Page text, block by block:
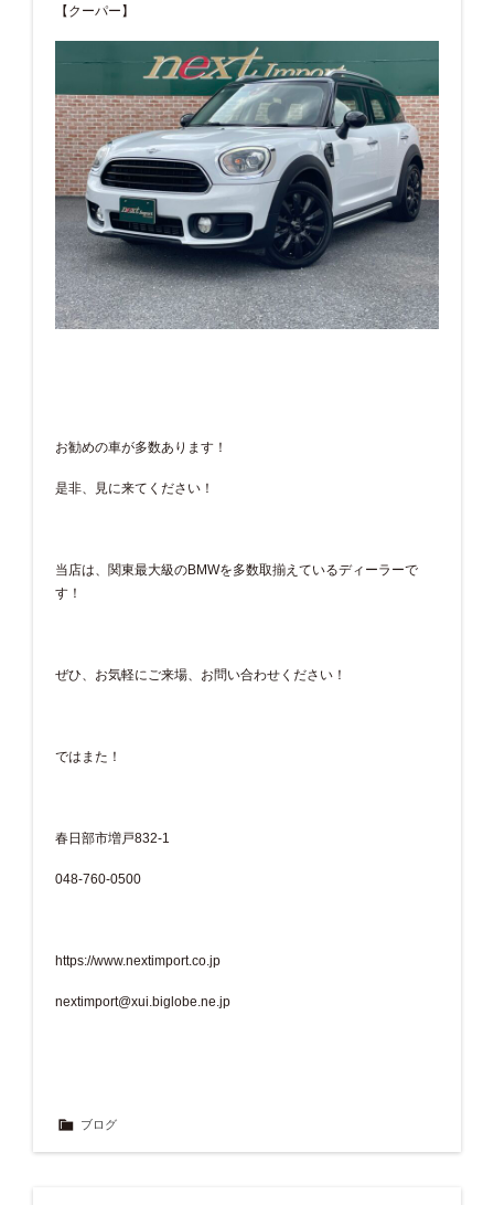
【クーパー】
お勧めの車が多数あります！
是非、見に来てください！
当店は、関東最大級のBMWを多数取揃えているディーラーで
す！
ぜひ、お気軽にご来場、お問い合わせください！
ではまた！
春日部市増戸832-1
048-760-0500
https://www.nextimport.co.jp
nextimport@xui.biglobe.ne.jp
ブログ